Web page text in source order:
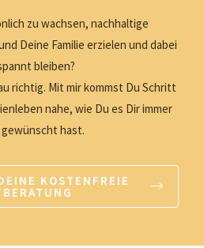
zu wachsen, nachhaltige
Deine Familie erzielen und dabei
bleiben?
richtig. Mit mir kommst Du Schritt
nahe, wie Du es Dir immer
hast.
KOSTENFREIE